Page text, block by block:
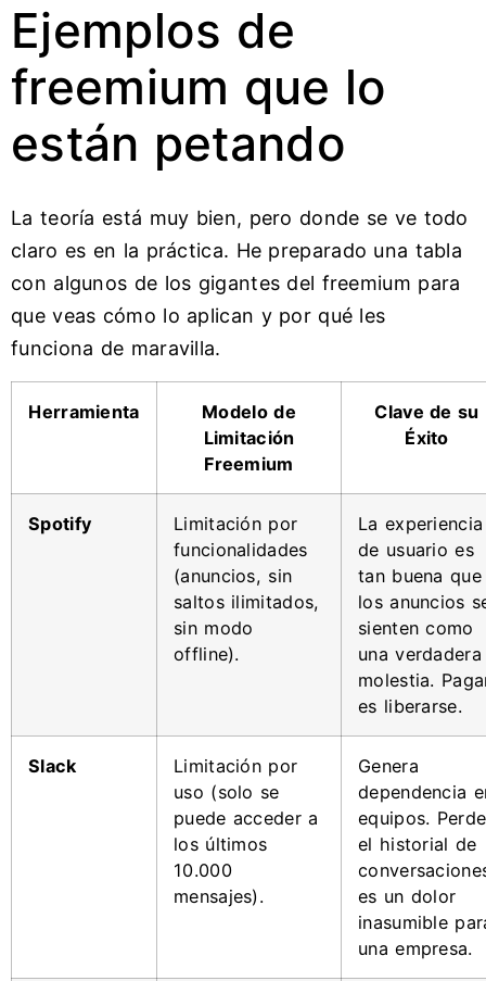
Ejemplos de
freemium que lo
están petando
La teoría está muy bien, pero donde se ve todo
claro es en la práctica. He preparado una tabla
con algunos de los gigantes del freemium para
que veas cómo lo aplican y por qué les
funciona de maravilla.
Herramienta
Modelo de
Limitación
Freemium
Clave de su
Éxito
Spotify
Limitación por
funcionalidades
(anuncios, sin
saltos ilimitados,
sin modo
offline).
La experiencia
de usuario es
tan buena que
los anuncios
sienten como
una verdadera
molestia.
es liberarse.
Slack
Limitación por
uso (solo se
puede acceder a
los últimos
10.000
mensajes).
Genera
dependencia
equipos.
el historial de
es un dolor
inasumible
una empresa.